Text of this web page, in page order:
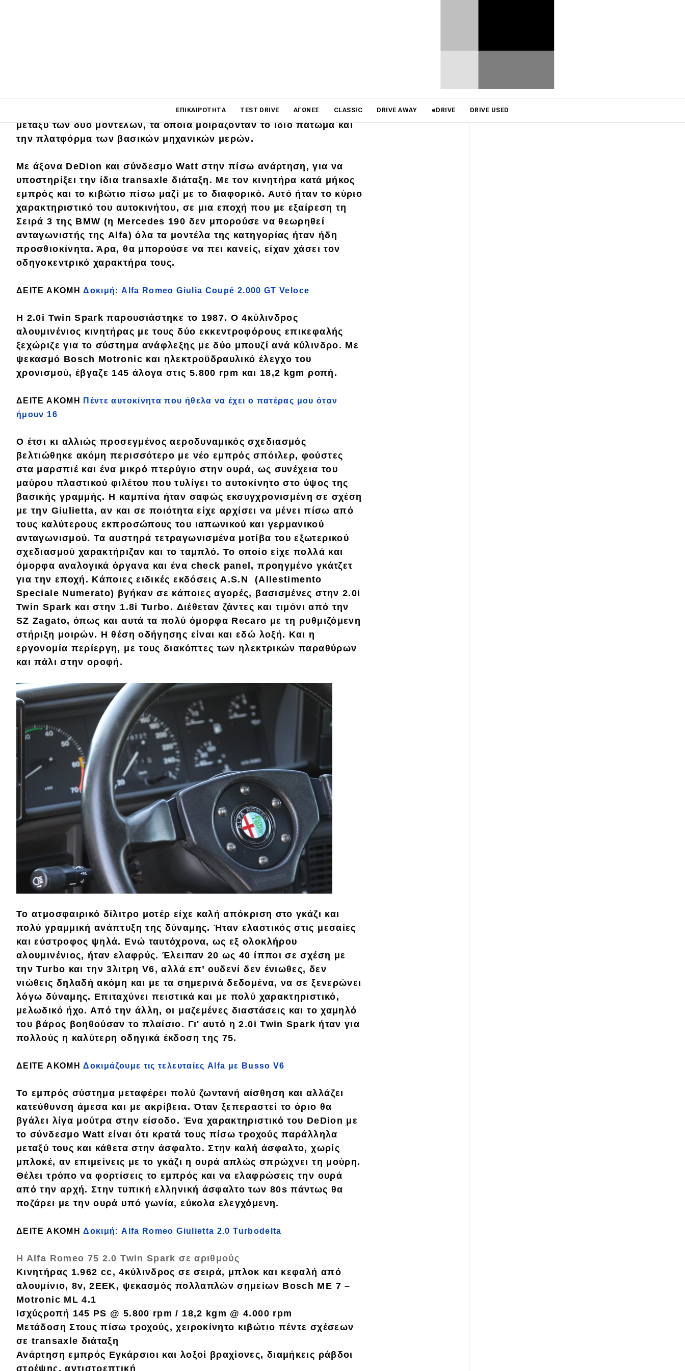
ΕΠΙΚΑΙΡΌΤΗΤΑ TEST DRIVE ΑΓΏΝΕΣ CLASSIC DRIVE AWAY eDRIVE DRIVE USED
Επικαιρότητα
Νέα μοντέλα
Πρωτότυπα
Ελλάδα
Κόσμος
Τεχνολογία
Απόψεις
Test Drive
Δοκιμή
Αποστολή
Συγκρίνουμε
Αγώνες
Formula 1
WRC
Motorsport
Eco
Νέα
Τεχνολογία
Mobility
Σταθμοί φόρτισης
Νέα
DRIVE Away
MOTO
Μεταχειρισμένο
Οδηγός αγοράς
Συμβουλές
Χρηστικά
Συμβουλές
ΚΤΕΟ
Οδική βοήθεια
eDRIVE
DRIVE USED
Το κοινό μεταξόνιο της Giulietta με την 75 μαρτυρά την συγγένεια
μεταξύ των δύο μοντέλων, τα οποία μοιράζονταν το ίδιο πάτωμα και
την πλατφόρμα των βασικών μηχανικών μερών.
Με άξονα DeDion και σύνδεσμο Watt στην πίσω ανάρτηση, για να
υποστηρίξει την ίδια transaxle διάταξη . Με τον κινητήρα κατά μήκος
εμπρός και το κιβώτιο πίσω μαζί με το διαφορικό. Αυτό ήταν το κύριο
χαρακτηριστικό του αυτοκινήτου, σε μια εποχή που με εξαίρεση τη
Σειρά 3 της BMW (η Mercedes 190 δεν μπορούσε να θεωρηθεί
ανταγωνιστής της Alfa)όλα τα μοντέλα της κατηγορίας ήταν ήδη
προσθιοκίνητα. Άρα, θα μπορούσε να πει κανείς, είχαν χάσει τον
οδηγοκεντρικό χαρακτήρα τους.
ΔΕΙΤΕ ΑΚΟΜΗΔοκιμή: Alfa Romeo Giulia Coupé 2.000 GT Veloce
Η 2.0i Twin Spark παρουσιάστηκε το 1987. Ο 4κύλινδρος
αλουμινένιος κινητήρας με τους δύο εκκεντροφόρους επικεφαλής
ξεχώριζε για το σύστημα ανάφλεξης με δύο μπουζί ανά κύλινδρο. Με
ψεκασμό Bosch Motronic και ηλεκτροϋδραυλικό έλεγχο του
χρονισμού, έβγαζε 145 άλογα στις 5.800 rpm και 18,2 kgm ροπή.
ΔΕΙΤΕ ΑΚΟΜΗ
Πέντε αυτοκίνητα που ήθελα να έχει ο πατέρας μου όταν
ήμουν 16
Ο έτσι κι αλλιώςπροσεγμένος αεροδυναμικός σχεδιασμός
βελτιώθηκε ακόμη περισσότερο με νέο εμπρός σπόιλερ, φούστες
στα μαρσπιέ και ένα μικρό πτερύγιο στην ουρά, ως συνέχεια του
μαύρου πλαστικού φιλέτου που τυλίγει το αυτοκίνητο στο ύψος της
βασικής γραμμής. Η καμπίνα ήταν σαφώς εκσυγχρονισμένη σε σχέση
με την Giulietta, αν και σε ποιότητα είχε αρχίσει να μένει πίσω από
τους καλύτερους εκπροσώπους του ιαπωνικού και γερμανικού
ανταγωνισμού. Τα αυστηρά τετραγωνισμένα μοτίβα του εξωτερικού
σχεδιασμού χαρακτήριζαν και το ταμπλό. Το οποίο είχεπολλά και
όμορφα αναλογικά όργανα και ένα check panel, προηγμένο γκάτζετ
για την εποχή . Κάποιες ειδικές εκδόσεις A.S.N (Allestimento
Speciale Numerato) βγήκαν σε κάποιες αγορές, βασισμένες στην 2.0i
Twin Spark και στην 1.8i Turbo. Διέθεταν ζάντες και τιμόνι από την
SZ Zagato, όπως και αυτά τα πολύ όμορφα Recaro με τη ρυθμιζόμενη
στήριξη μοιρών. Η θέση οδήγησης είναι και εδώ λοξή. Και η
εργονομία περίεργη, με τους διακόπτες των ηλεκτρικών παραθύρων
και πάλι στην οροφή.
Το ατμοσφαιρικό δίλιτρο μοτέρ είχε καλή απόκριση στο γκάζι και
πολύ γραμμική ανάπτυξη της δύναμης. Ήταν ελαστικός στις μεσαίες
καιεύστροφος ψηλά. Ενώ ταυτόχρονα, ως εξ ολοκλήρου
αλουμινένιος, ήταν ελαφρύς. Έλειπαν 20 ως 40 ίπποι σε σχέση με
την Turbo και την 3λιτρη V6, αλλά επ’ ουδενί δεν ένιωθες, δεν
νιώθεις δηλαδή ακόμη και με τα σημερινά δεδομένα, να σε ξενερώνει
λόγω δύναμης. Επιταχύνει πειστικά και με πολύ χαρακτηριστικό,
μελωδικό ήχο. Από την άλλη, οι μαζεμένες διαστάσεις και το χαμηλό
του βάρος βοηθούσαν το πλαίσιο. Γι' αυτό η 2.0i Twin Spark ήταν για
πολλούς η καλύτερη οδηγικά έκδοση της 75.
ΔΕΙΤΕ ΑΚΟΜΗΔοκιμάζουμε τις τελευταίες Alfa με Busso V6
Το εμπρός σύστημα μεταφέρει πολύ ζωντανή αίσθηση και αλλάζει
κατεύθυνση άμεσα και με ακρίβεια. Όταν ξεπεραστεί το όριο θα
βγάλει λίγα μούτρα στην είσοδο. Ένα χαρακτηριστικό του DeDion με
το σύνδεσμο Wattείναι ότι κρατά τους πίσω τροχούς παράλληλα
μεταξύ τους και κάθετα στην άσφαλτο. Στην καλή άσφαλτο, χωρίς
μπλοκέ, αν επιμείνεις με το γκάζι η ουρά απλώς σπρώχνει τη μούρη.
Θέλει τρόπο να φορτίσεις το εμπρός και να ελαφρώσεις την ουρά
από την αρχή.Στην τυπική ελληνική άσφαλτο των 80s πάντως θα
ποζάρει με την ουρά υπό γωνία, εύκολα ελεγχόμενη.
ΔΕΙΤΕ ΑΚΟΜΗΔοκιμή: Alfa Romeo Giulietta 2.0 Turbodelta
H Alfa Romeo 75 2.0 Twin Spark σε αριθμούς
Κινητήρας 1.962 cc, 4κύλινδρος σε σειρά, μπλοκ και κεφαλή από
αλουμίνιο, 8v, 2ΕΕΚ, ψεκασμός πολλαπλών σημείων Bosch ME 7 –
Motronic ML 4.1
Ισχύςροπή 145 PS @ 5.800 rpm / 18,2 kgm @ 4.000 rpm
ΜετάδοσηΣτους πίσω τροχούς, χειροκίνητο κιβώτιο πέντε σχέσεων
σε transaxle διάταξη
Ανάρτηση εμπρός Εγκάρσιοι και λοξοί βραχίονες, διαμήκεις ράβδοι
στρέψης, αντιστρεπτική